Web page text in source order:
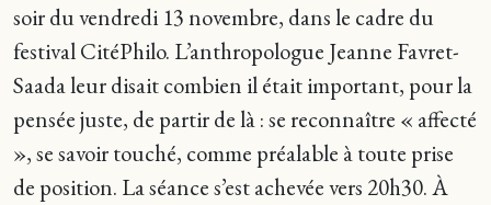
soir du vendredi 13 novembre, dans le cadre du
festival CitéPhilo. L’anthropologue Jeanne Favret-
Saada leur disait combien il était important, pour la
pensée juste, de partir de là : se reconnaître « affecté
», se savoir touché, comme préalable à toute prise
de position. La séance s’est achevée vers 20h30. À